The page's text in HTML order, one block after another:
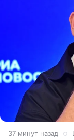
37 минут назад